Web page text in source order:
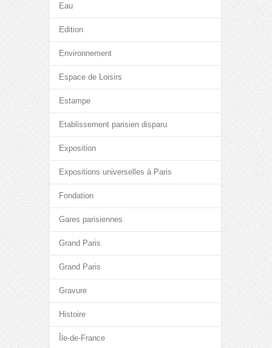
Eau
Edition
Environnement
Espace de Loisirs
Estampe
Etablissement parisien disparu
Exposition
Expositions universelles à Paris
Fondation
Gares parisiennes
Grand Paris
Grand Paris
Gravure
Histoire
Île-de-France